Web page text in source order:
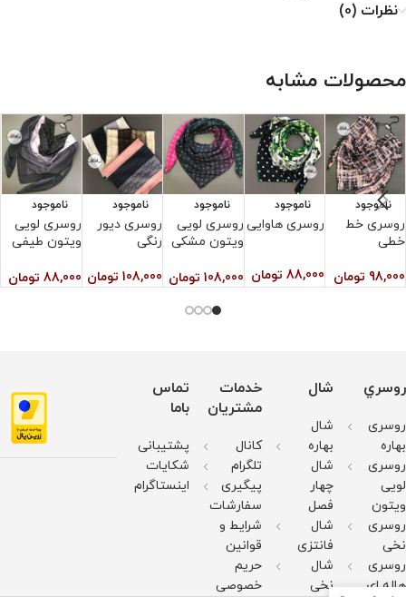
نظرات (0)
محصولات مشابه
ناموجود
روسری خط
خطی
98,000 تومان
ناموجود
روسری هاوایی
88,000 تومان
ناموجود
روسری لویی
ویتون مشکی
108,000 تومان
ناموجود
روسری دیور
رنگی
108,000 تومان
ناموجود
روسری لویی
ویتون طیفی
88,000 تومان
روسري
روسری
بهاره
روسری
لویی
ویتون
روسری
نخی
روسری
هاله ای
شال
شال
بهاره
شال
چهار
فصل
شال
فانتزی
شال
نخی
خدمات
مشتریان
کانال
تلگرام
پیگیری
سفارشات
شرایط و
قوانین
حریم
خصوصی
تماس
باما
پشتیبانی
شکایات
اینستاگرام